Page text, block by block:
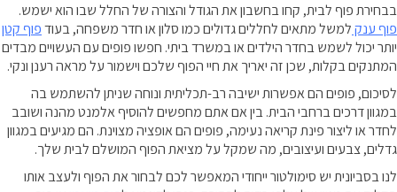
בבחירת פוף לבית, קחו בחשבון את הגודל והצורה של החלל שבו הוא ישמש.
פוף ענקלמשל מתאים לחללים גדולים כמו סלון או חדר משפחה, בעודפוף קטן
יותר יכול לשמש בחדר הילדים או במשרד ביתי. חפשו פופים עם העשויים מבדים
המתנקים בקלות, שכן זה יאריך את חיי הפוף שלכם וישמור על מראה רענן ונקי.
לסיכום, פופים הם אפשרות ישיבה רב-תכליתית ונוחה שניתן להשתמש בה
במגוון דרכים ברחבי הבית. בין אם אתם מחפשים להוסיף אלמנט מהנה ושובב
לחדר או ליצור פינת קריאה נעימה, פופים הם אופציה מצוינת. הם מגיעים במגוון
גדלים, צבעים ועיצובים, מה שמקל על מציאת הפוף המושלם לבית שלך.
לנו בסביונית יש סימולטור ייחודי המאפשר לכם לבחור את הפוף ולעצב אותו